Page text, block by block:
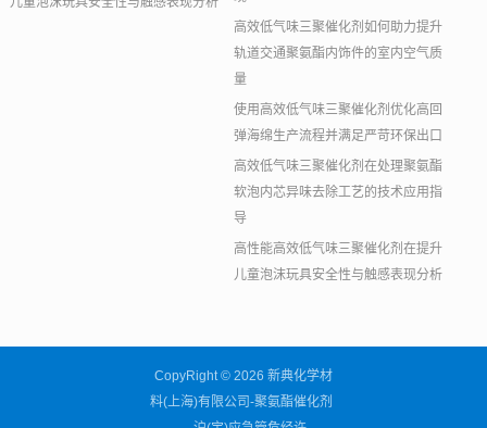
高效低气味三聚催化剂如何助力提升
轨道交通聚氨酯内饰件的室内空气质
量
使用高效低气味三聚催化剂优化高回
弹海绵生产流程并满足严苛环保出口
高效低气味三聚催化剂在处理聚氨酯
软泡内芯异味去除工艺的技术应用指
导
高性能高效低气味三聚催化剂在提升
儿童泡沫玩具安全性与触感表现分析
CopyRight © 2026 新典化学材
料(上海)有限公司-聚氨酯催化剂